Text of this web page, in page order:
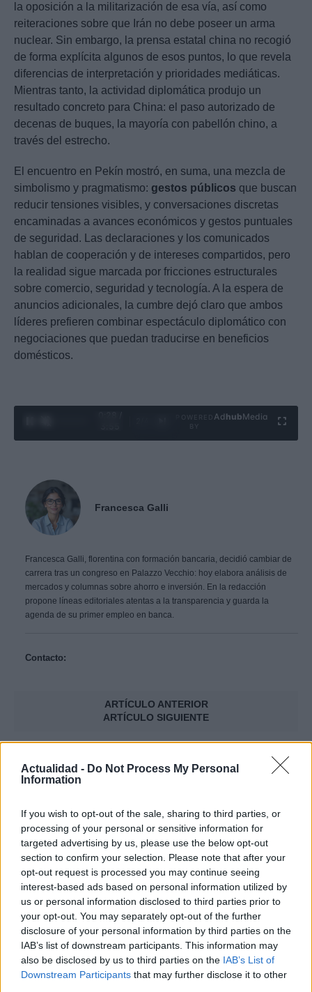
Actualidad - Do Not Process My Personal
Information
If you wish to opt-out of the sale, sharing to third parties, or
processing of your personal or sensitive information for
targeted advertising by us, please use the below opt-out
section to confirm your selection. Please note that after your
opt-out request is processed you may continue seeing
interest-based ads based on personal information utilized by
us or personal information disclosed to third parties prior to
your opt-out. You may separately opt-out of the further
disclosure of your personal information by third parties on the
IAB’s list of downstream participants. This information may
also be disclosed by us to third parties on the IAB’s List of
Downstream Participants that may further disclose it to other
la oposición a la militarización de esa vía, así como
reiteraciones sobre que Irán no debe poseer un arma
nuclear. Sin embargo, la prensa estatal china no recogió
de forma explícita algunos de esos puntos, lo que revela
diferencias de interpretación y prioridades mediáticas.
Mientras tanto, la actividad diplomática produjo un
resultado concreto para China: el paso autorizado de
decenas de buques, la mayoría con pabellón chino, a
través del estrecho.
El encuentro en Pekín mostró, en suma, una mezcla de
simbolismo y pragmatismo: gestos públicos que buscan
reducir tensiones visibles, y conversaciones discretas
encaminadas a avances económicos y gestos puntuales
de seguridad. Las declaraciones y los comunicados
hablan de cooperación y de intereses compartidos, pero
la realidad sigue marcada por fricciones estructurales
sobre comercio, seguridad y tecnología. A la espera de
anuncios adicionales, la cumbre dejó claro que ambos
líderes prefieren combinar espectáculo diplomático con
negociaciones que puedan traducirse en beneficios
domésticos.
Ad hubMedia
Francesca Galli
Francesca Galli, florentina con formación bancaria, decidió cambiar de
carrera tras un congreso en Palazzo Vecchio: hoy elabora análisis de
mercados y columnas sobre ahorro e inversión. En la redacción
propone líneas editoriales atentas a la transparencia y guarda la
agenda de su primer empleo en banca.
Contacto:
ARTÍCULO ANTERIOR
ARTÍCULO SIGUIENTE
Argentina: Un hombre de 128 años
anuncia al mundo que es Adolf Hitler